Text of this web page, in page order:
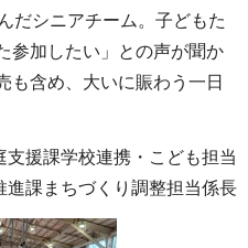
だシニアチーム。子どもた
参加したい」との声が聞か
も含め、大いに賑わう一日
援課学校連携・こども担当
進課まちづくり調整担当係長